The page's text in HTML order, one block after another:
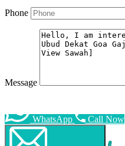
Phone
Message
WhatsApp Call Now